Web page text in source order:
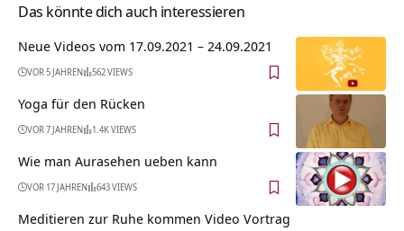
Das könnte dich auch interessieren
Neue Videos vom 17.09.2021 – 24.09.2021
VOR 5 JAHREN 562 VIEWS
Yoga für den Rücken
VOR 7 JAHREN 1.4K VIEWS
Wie man Aurasehen ueben kann
VOR 17 JAHREN 643 VIEWS
Meditieren zur Ruhe kommen Video Vortrag